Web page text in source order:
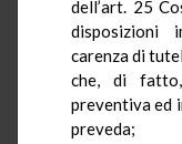
dell’art. 25
disposizioni
carenza di
che, di
preventiva ed
preveda;